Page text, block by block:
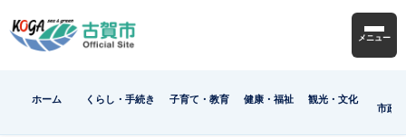
メニュー
ホーム くらし・手続き 子育て・教育 健康・福祉
観光・文化
市政